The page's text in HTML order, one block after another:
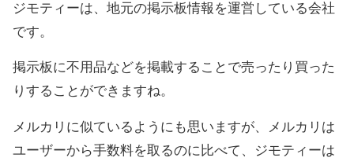
ジモティーは、地元の掲示板情報を運営している会社
です。
掲示板に不用品などを掲載することで売ったり買った
りすることができますね。
メルカリに似ているようにも思いますが、メルカリは
ユーザーから手数料を取るのに比べて、ジモティーは